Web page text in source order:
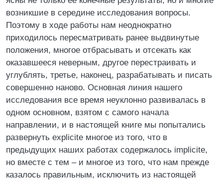
возникшие в середине исследования вопросы.
Поэтому в ходе работы нам неоднократно
приходилось пересматривать ранее выдвинутые
положения, многое отбрасывать и отсекать как
оказавшееся неверным, другое перестраивать и
углублять, третье, наконец, разрабатывать и писать
совершенно наново. Основная линия нашего
исследования все время неуклонно развивалась в
одном основном, взятом с самого начала
направлении, и в настоящей книге мы попытались
развернуть explicite многое из того, что в
предыдущих наших работах содержалось implicite,
но вместе с тем – и многое из того, что нам прежде
казалось правильным, исключить из настоящей